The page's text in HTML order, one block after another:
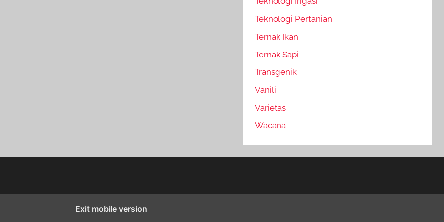
Teknologi Pertanian
Ternak Ikan
Ternak Sapi
Transgenik
Vanili
Varietas
Wacana
Exit mobile version